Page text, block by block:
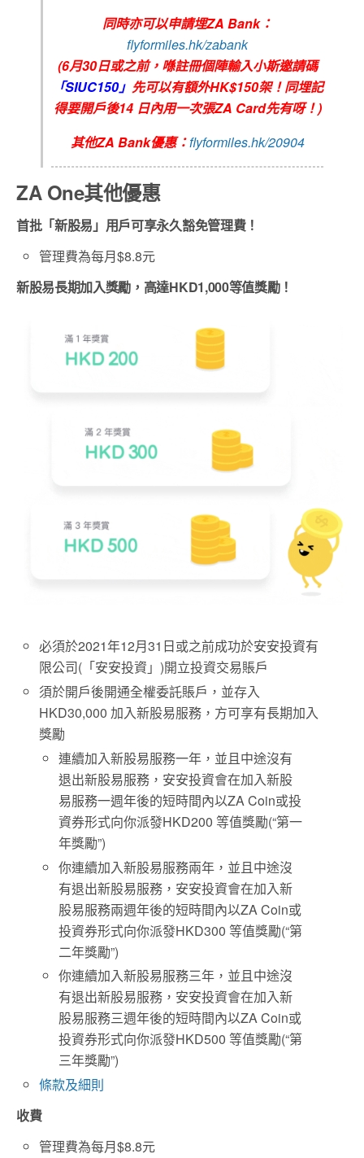
同時亦可以申請埋ZA Bank：
flyformiles.hk/zabank
(6月30日或之前，喺註冊個陣輸入小斯邀請碼
「SIUC150」 先可以有額外HK$150架！同埋記
得要開戶後14 日內用一次張ZA Card先有呀！)
其他ZA Bank優惠：flyformiles.hk/20904
ZA One其他優惠
首批「新股易」用戶可享永久豁免管理費！
管理費為每月$8.8元
新股易長期加入獎勵，高達HKD1,000等值獎勵！
必須於2021年12月31日或之前成功於安安投資有
限公司(「安安投資」)開立投資交易賬戶
須於開戶後開通全權委託賬戶，並存入
HKD30,000 加入新股易服務，方可享有長期加入
獎勵
連續加入新股易服務一年，並且中途沒有
退出新股易服務，安安投資會在加入新股
易服務一週年後的短時間內以ZA Coin或投
資券形式向你派發HKD200 等值獎勵(“第一
年獎勵”)
你連續加入新股易服務兩年，並且中途沒
有退出新股易服務，安安投資會在加入新
股易服務兩週年後的短時間內以ZA Coin或
投資券形式向你派發HKD300 等值獎勵(“第
二年獎勵”)
你連續加入新股易服務三年，並且中途沒
有退出新股易服務，安安投資會在加入新
股易服務三週年後的短時間內以ZA Coin或
投資券形式向你派發HKD500 等值獎勵(“第
三年獎勵”)
條款及細則
收費
管理費為每月$8.8元